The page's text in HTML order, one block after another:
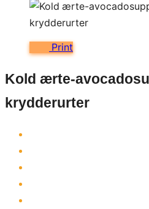
Print
Kold ærte-
krydderurter